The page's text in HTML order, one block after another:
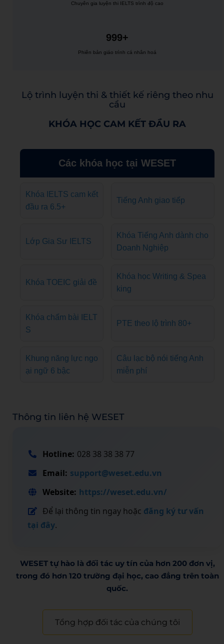
Chuyên gia luyện thi IELTS trình độ cao
999+
Phiên bản giáo trình cá nhân hoá
Lộ trình luyện thi & thiết kế riêng theo nhu
cầu
KHÓA HỌC CAM KẾT ĐẦU RA
Các khóa học tại WESET
Khóa IELTS cam kết
đầu ra 6.5+
Tiếng Anh giao tiếp
Lớp Gia Sư IELTS
Khóa Tiếng Anh dành cho
Doanh Nghiệp
Khóa TOEIC giải đề
Khóa học Writing & Spea
king
Khóa chấm bài IELT
S
PTE theo lộ trình 80+
Khung năng lực ngo
ại ngữ 6 bậc
Câu lạc bộ nói tiếng Anh
miễn phí
Thông tin liên hệ WESET
Hotline: 028 38 38 38 77
Email: support@weset.edu.vn
Website: https://weset.edu.vn/
Để lại thông tin ngay hoặc đăng ký tư vấn
tại đây.
WESET tự hào là đối tác uy tín của hơn 200 đơn vị,
trong đó hơn 120 trường đại học, cao đẳng trên toàn
quốc.​
Tổng hợp đối tác của chúng tôi